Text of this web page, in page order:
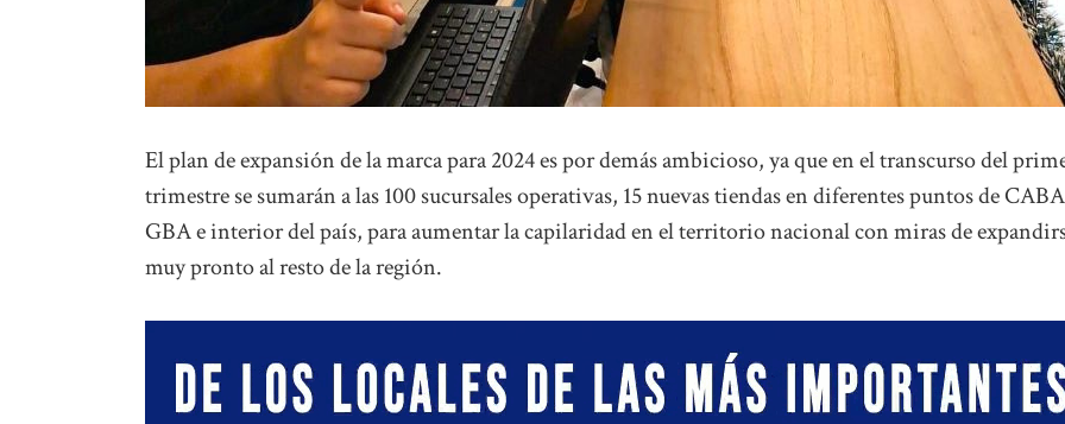
El plan de expansión de la marca para 2024 es por demás ambicioso, ya que en el transcurso del
trimestre se sumarán a las 100 sucursales operativas, 15 nuevas tiendas en diferentes puntos de
GBA e interior del país, para aumentar la capilaridad en el territorio nacional con miras de
muy pronto al resto de la región.